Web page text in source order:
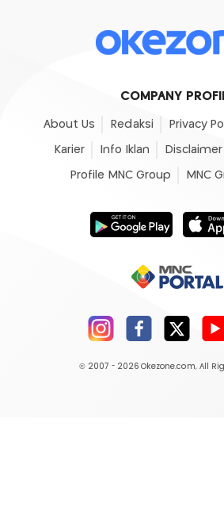
COMPANY
About Us Redaksi Privacy
Karier Info Iklan Disclaimer
Profile MNC Group MNC
© 2007 - 2026 Okezone.com, All